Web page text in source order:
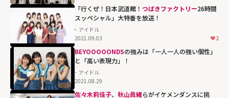
「行くぜ！日本武道館！ つばきファクトリー26時間
スッペシャル」大特番を放送！
アイドル
2021.09.03
2
BEYOOOOONDSの強みは「一人一人の強い個性」
と「高い表現力」！
アイドル
2021.08.29
佐々木莉佳子、 秋山眞緒らがイケメンダンスに挑